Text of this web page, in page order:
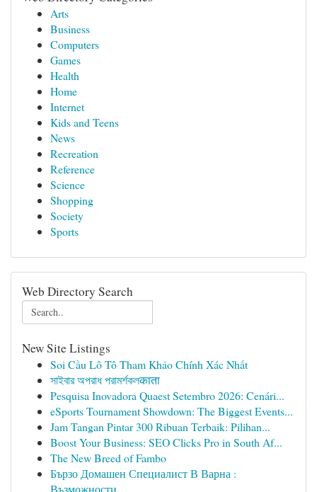
Arts
Business
Computers
Games
Health
Home
Internet
Kids and Teens
News
Recreation
Reference
Science
Shopping
Society
Sports
Web Directory Search
New Site Listings
Soi Cầu Lô Tô Tham Khảo Chính Xác Nhất
সাইবার অপরাধ পরামর্শকলकाता
Pesquisa Inovadora Quaest Setembro 2026: Cenári...
eSports Tournament Showdown: The Biggest Events...
Jam Tangan Pintar 300 Ribuan Terbaik: Pilihan...
Boost Your Business: SEO Clicks Pro in South Af...
The New Breed of Fambo
Бързо Домашен Специалист В Варна :
Възможности ...